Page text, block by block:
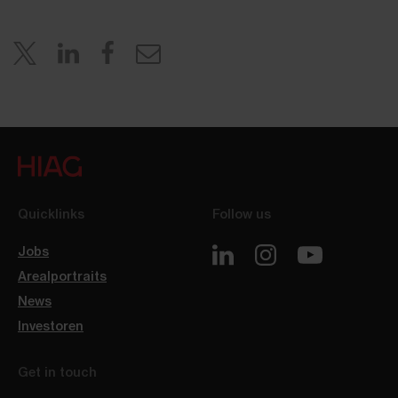
Quicklinks
Jobs
Arealportraits
News
Investoren
Follow us
Get in touch